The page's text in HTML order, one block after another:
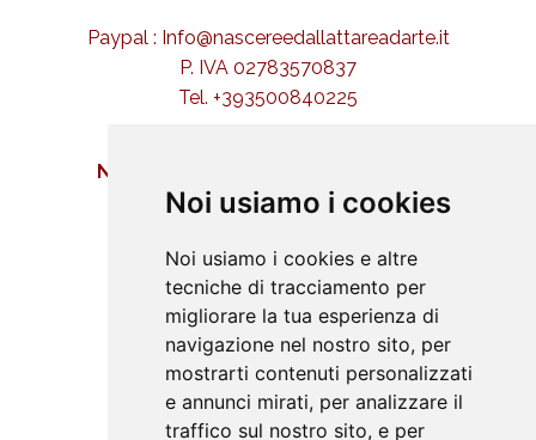
Noi usiamo i cookies
Noi usiamo i cookies e altre
tecniche di tracciamento per
migliorare la tua esperienza di
navigazione nel nostro sito, per
mostrarti contenuti personalizzati
e annunci mirati, per analizzare il
traffico sul nostro sito, e per
Paypal : Info@nascereedallattareadarte.it
P. IVA 02783570837
Tel. +393500840225
NASCERE ED ALLATTARE AD ARTE
Buona nascita
Iniziative
Approfondimenti
Didattica
Galleria
Amici
Contatti